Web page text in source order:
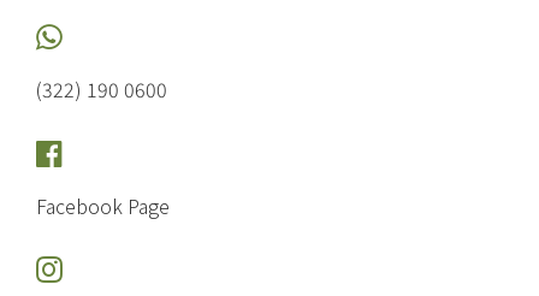
(322) 190 0600
Facebook Page